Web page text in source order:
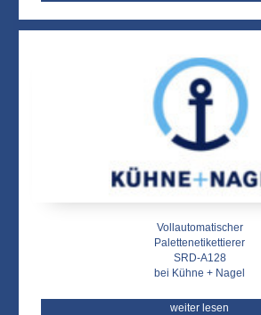
Vollautomatischer
Palettenetikettierer
SRD-A128
bei Kühne + Nagel
weiter lesen